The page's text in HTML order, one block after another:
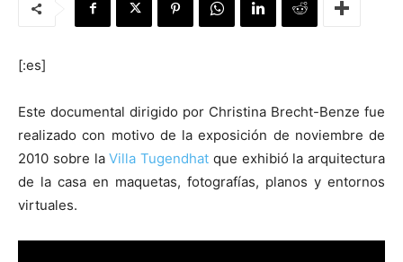
[:es]
Este documental dirigido por Christina Brecht-Benze fue
realizado con motivo de la exposición de noviembre de
2010 sobre laVilla Tugendhat que exhibió la arquitectura
de la casa en maquetas, fotografías, planos y entornos
virtuales.